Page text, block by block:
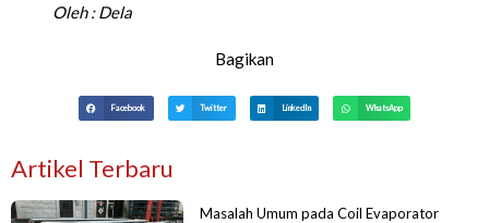
Oleh :Dela
Bagikan
Facebook Twitter LinkedIn WhatsApp
Artikel Terbaru
Masalah Umum pada Coil Evaporator